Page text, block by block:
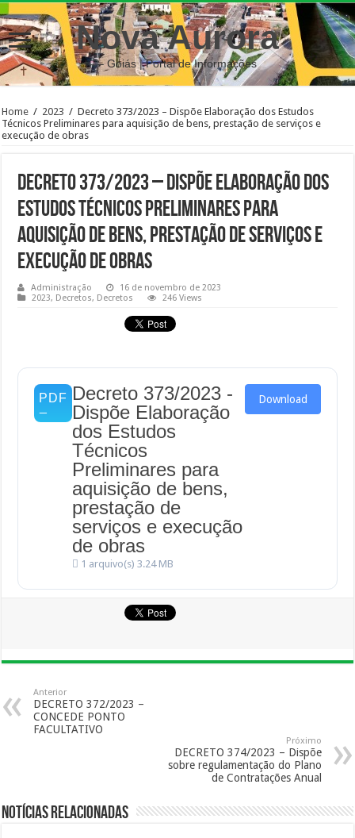
Nova Aurora
– Goiás | Portal de Informações
Home / 2023 / Decreto 373/2023 – Dispõe Elaboração dos Estudos
Técnicos Preliminares para aquisição de bens, prestação de serviços e
execução de obras
Decreto 373/2023 – Dispõe Elaboração dos
Estudos Técnicos Preliminares para
aquisição de bens, prestação de serviços e
execução de obras
Administração
16 de novembro de 2023
2023, Decretos, Decretos 246 Views
Decreto 373/2023 -
Dispõe Elaboração
dos Estudos
Técnicos
Preliminares para
aquisição de bens,
prestação de
serviços e execução
de obras
1 arquivo(s)3.24 MB
Download
Anterior
DECRETO 372/2023 –
CONCEDE PONTO
FACULTATIVO
Próximo
DECRETO 374/2023 – Dispõe
sobre regulamentação do Plano
de Contratações Anual
Notícias Relacionadas